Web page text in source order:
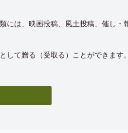
は、映画投稿、風土投稿、催し・
て贈る（受取る）ことができます